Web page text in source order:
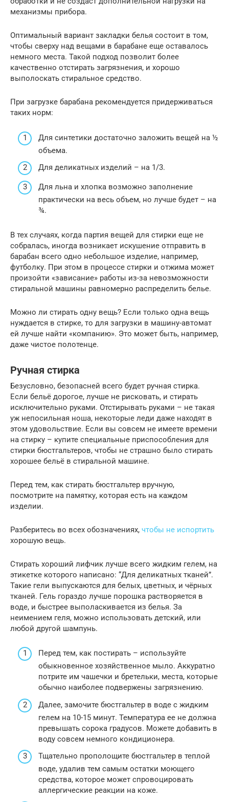
механизмы прибора.
Оптимальный вариант закладки белья состоит в том,
чтобы сверху над вещами в барабане еще оставалось
немного места. Такой подход позволит более
качественно отстирать загрязнения, и хорошо
выполоскать стиральное средство.
При загрузке барабана рекомендуется придерживаться
таких норм:
Для синтетики достаточно заложить вещей на ½
объема.
Для деликатных изделий – на 1/3.
Для льна и хлопка возможно заполнение
практически на весь объем, но лучше будет – на
¾.
В тех случаях, когда партия вещей для стирки еще не
собралась, иногда возникает искушение отправить в
барабан всего одно небольшое изделие, например,
футболку. При этом в процессе стирки и отжима может
произойти «зависание» работы из-за невозможности
стиральной машины равномерно распределить белье.
Можно ли стирать одну вещь? Если только одна вещь
нуждается в стирке, то для загрузки в машину-автомат
ей лучше найти «компанию». Это может быть, например,
даже чистое полотенце.
Ручная стирка
Безусловно, безопасней всего будет ручная стирка.
Если бельё дорогое, лучше не рисковать, и стирать
исключительно руками. Отстирывать руками – не такая
уж непосильная ноша, некоторые леди даже находят в
этом удовольствие. Если вы совсем не имеете времени
на стирку – купите специальные приспособления для
стирки бюстгальтеров, чтобы не страшно было стирать
хорошее бельё в стиральной машине.
Перед тем, как стирать бюстгальтер вручную,
посмотрите на памятку, которая есть на каждом
изделии.
Разберитесь во всех обозначениях, чтобы не испортить
хорошую вещь.
Стирать хороший лифчик лучше всего жидким гелем, на
этикетке которого написано: “Для деликатных тканей”.
Такие гели выпускаются для белых, цветных, и чёрных
тканей. Гель гораздо лучше порошка растворяется в
воде, и быстрее выполаскивается из белья. За
неимением геля, можно использовать детский, или
любой другой шампунь.
Перед тем, как постирать – используйте
обыкновенное хозяйственное мыло. Аккуратно
потрите им чашечки и бретельки, места, которые
обычно наиболее подвержены загрязнению.
Далее, замочите бюстгальтер в воде с жидким
гелем на 10-15 минут. Температура ее не должна
превышать сорока градусов. Можете добавить в
воду совсем немного кондиционера.
Тщательно прополощите бюстгальтер в теплой
воде, удалив тем самым остатки моющего
средства, которое может спровоцировать
аллергические реакции на коже.